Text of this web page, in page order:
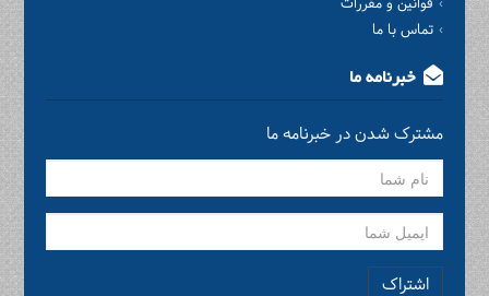
قوانین و مقررات
تماس با ما
خبرنامه ما
مشترک شدن در خبرنامه ما
اشتراک